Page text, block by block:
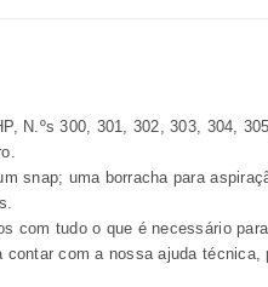
N.ºs 300, 301, 302, 303, 304,
snap; uma borracha para
com tudo o que é necessário
contar com a nossa ajuda técnica,